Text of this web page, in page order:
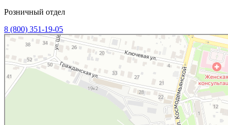
Розничный отдел
8 (800) 351-19-05